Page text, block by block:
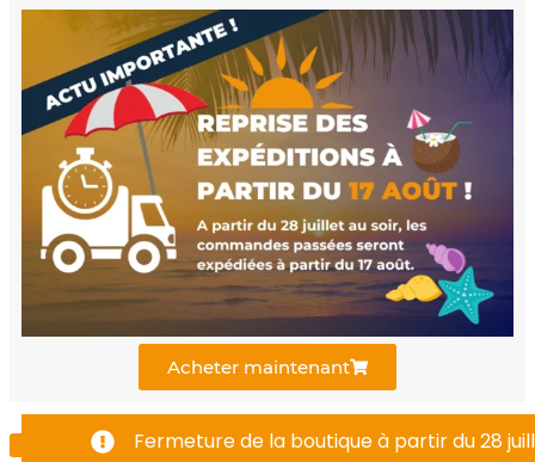
c
e
b
o
o
k
-
u
t
u
b
e
n
k
e
d
i
n
Acheter maintenant
Fermeture de la boutique à partir du 28